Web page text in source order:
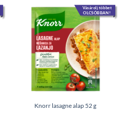
Vásárolj többet
OLCSÓBBAN!
Knorr lasagne alap 52 g